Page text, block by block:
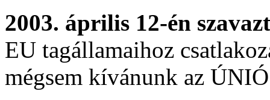
2003. április 12-én
EU tagállamaihoz
mégsem kívánunk az